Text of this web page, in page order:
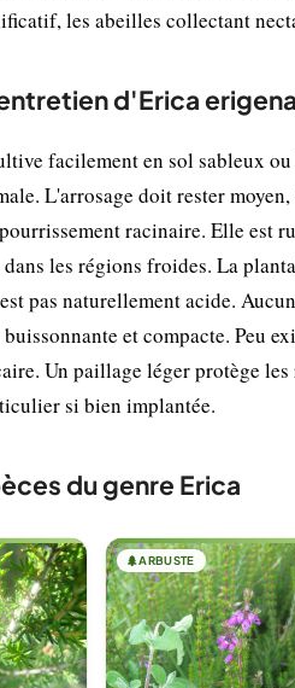
les abeilles collectant
d'Erica erigena
facilement en sol sableux
L'arrosage doit rester
racinaire. Elle est
les régions froides. La
pas naturellement acide.
et compacte. Peu
Un paillage léger protège
si bien implantée.
du genre Erica
🌲ARBUSTE